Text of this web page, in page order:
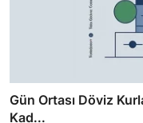
Gün Ortası Döviz
Kad...